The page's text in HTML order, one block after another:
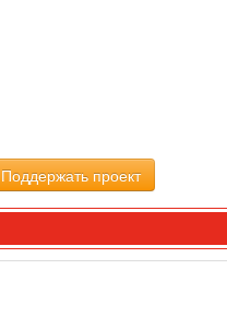
Поддержать проект